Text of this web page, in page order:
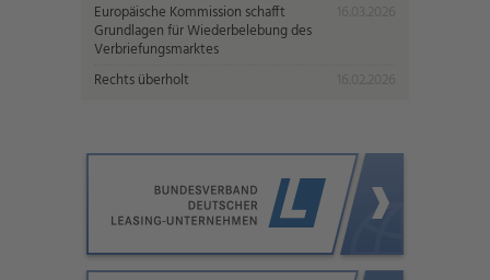
Europäische Kommission schafft
Grundlagen für Wiederbelebung des
Verbriefungsmarktes
Rechts überholt